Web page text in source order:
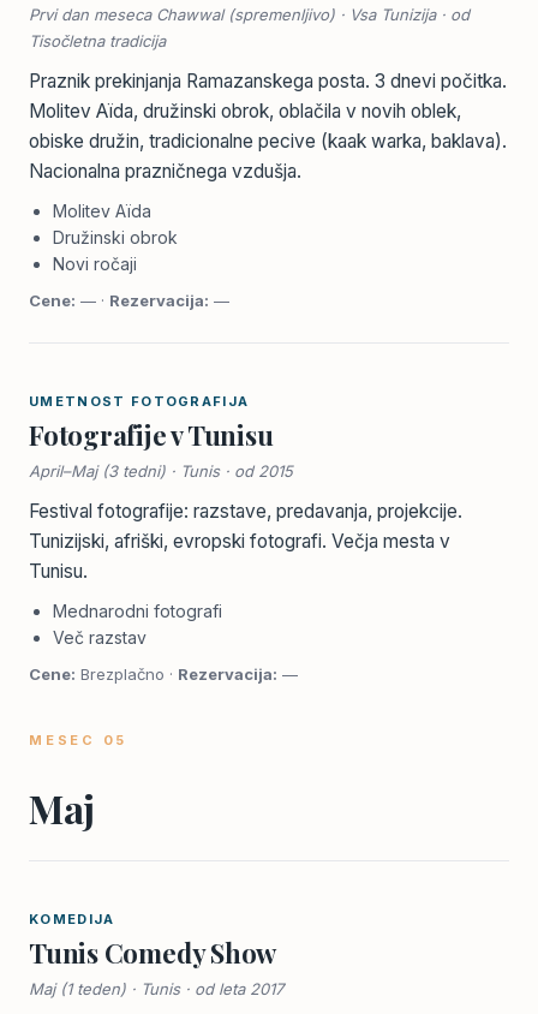
Prvi dan meseca Chawwal (spremenljivo) · Vsa Tunizija · od
Tisočletna tradicija
Praznik prekinjanja Ramazanskega posta. 3 dnevi počitka.
Molitev Aïda, družinski obrok, oblačila v novih oblek,
obiske družin, tradicionalne pecive (kaak warka, baklava).
Nacionalna prazničnega vzdušja.
Molitev Aïda
Družinski obrok
Novi ročaji
Cene: — · Rezervacija: —
UMETNOST FOTOGRAFIJA
Fotografije v Tunisu
April–Maj (3 tedni) · Tunis · od 2015
Festival fotografije: razstave, predavanja, projekcije.
Tunizijski, afriški, evropski fotografi. Večja mesta v
Tunisu.
Mednarodni fotografi
Več razstav
Cene: Brezplačno · Rezervacija: —
MESEC 05
Maj
KOMEDIJA
Tunis Comedy Show
Maj (1 teden) · Tunis · od leta 2017